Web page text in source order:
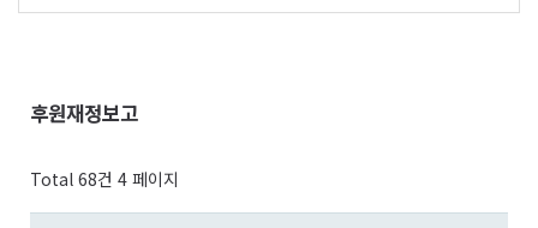
후원재정보고
Total 68건 4 페이지